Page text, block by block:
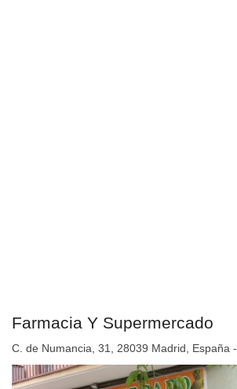
Farmacia Y Supermercado
C. de Numancia, 31, 28039 Madrid, España -